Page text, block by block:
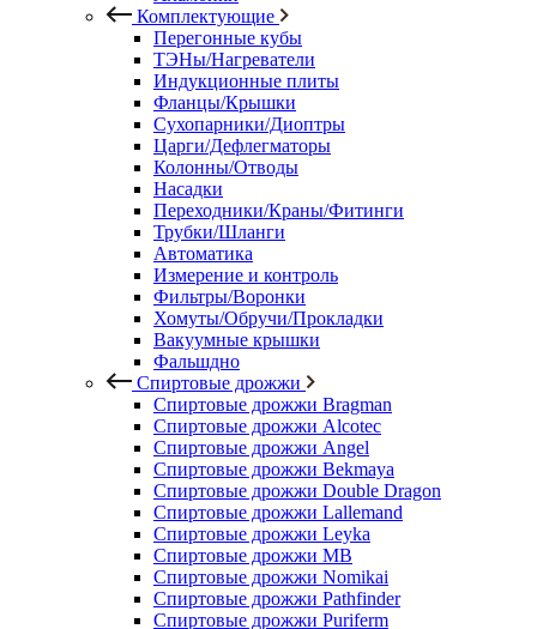
Комплектующие
Перегонные кубы
ТЭНы/Нагреватели
Индукционные плиты
Фланцы/Крышки
Сухопарники/Диоптры
Царги/Дефлегматоры
Колонны/Отводы
Насадки
Переходники/Краны/Фитинги
Трубки/Шланги
Автоматика
Измерение и контроль
Фильтры/Воронки
Хомуты/Обручи/Прокладки
Вакуумные крышки
Фальшдно
Спиртовые дрожжи
Спиртовые дрожжи Bragman
Спиртовые дрожжи Alcotec
Спиртовые дрожжи Angel
Спиртовые дрожжи Bekmaya
Спиртовые дрожжи Double Dragon
Спиртовые дрожжи Lallemand
Спиртовые дрожжи Leyka
Спиртовые дрожжи MB
Спиртовые дрожжи Nomikai
Спиртовые дрожжи Pathfinder
Спиртовые дрожжи Puriferm